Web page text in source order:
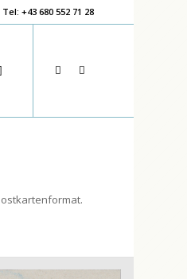
Tel: +43 680 552 71 28